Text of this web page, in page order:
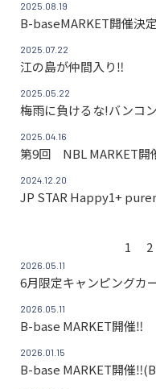
2025.08.19
B-baseMARKET開催決
2025.07.22
江の島が仲間入り‼
2025.05.22
梅雨に負けるな!バンコ
2025.04.16
第9回 NBL MARKET開
2024.12.20
JP STAR Happy1+
1 2
2026.05.11
6月限定キャンピングカ
2026.05.11
B-base MARKET開催‼
2026.01.15
B-base MARKET開催